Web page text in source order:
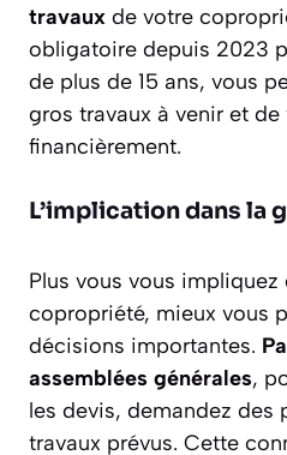
travaux de votre
obligatoire depuis 2023
de plus de 15 ans, vous
gros travaux à venir et
financièrement.
L’implication dans la
Plus vous vous
copropriété, mieux vous
décisions importantes.
assemblées générales,
les devis, demandez des
travaux prévus. Cette